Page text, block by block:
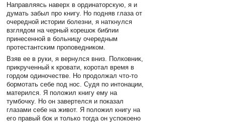
Направляясь наверх в ординаторскую, я и
думать забыл про книгу. Но подняв глаза от
очередной истории болезни, я наткнулся
взглядом на черный корешок библии
принесенной в больницу очередным
протестантским проповедником.
Взяв ее в руки, я вернулся вниз. Полковник,
прикрученный к кровати, коротал время в
гордом одиночестве. Но продолжал что-то
бормотать себе под нос. Судя по интонации,
матерился. Я положил книгу ему на
тумбочку. Но он завертелся и показал
глазами себе на живот. Я положил книгу на
его правый бок и только тогда он успокоено